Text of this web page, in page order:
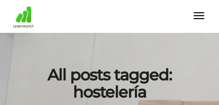
All posts tagged:
hostelería